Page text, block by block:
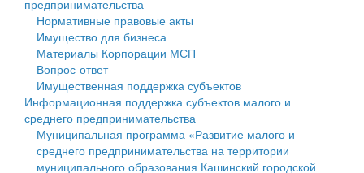
Государственные услуги
Промышленность и АПК
Экономика и бизнес
...
Символика
Устав
Гостям округа
Туризм
Культура
муниципального округа Тверской области
Администрация Кашинского муниципального округа
Тверской области
Управление сельскими территориями
Открытые данные
Финансовое управление
Бюджет для граждан
Имущество
Выявление правообладателей ранее учтенных
объектов недвижимости
предпринимательства
Нормативные правовые акты
Имущество для бизнеса
Материалы Корпорации МСП
Вопрос-ответ
Имущественная поддержка субъектов
Информационная поддержка субъектов малого и
среднего предпринимательства
Муниципальная программа «Развитие малого и
среднего предпринимательства на территории
муниципального образования Кашинский городской